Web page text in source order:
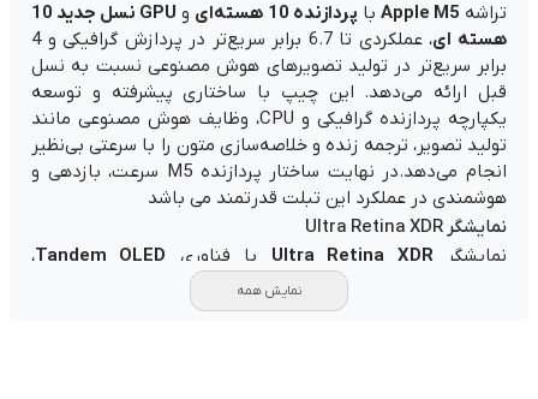
تراشه Apple M5 با پردازنده 10 هسته‌ای و
GPU نسل جدید 10
هسته ای
، عملکردی تا 6.7 برابر سریع‌تر در پردازش گرافیکی و 4
برابر سریع‌تر در تولید تصویرهای هوش مصنوعی نسبت به نسل
قبل ارائه می‌دهد. این چیپ با ساختاری پیشرفته و توسعه
یکپارچه پردازنده گرافیکی و CPU، وظایف هوش مصنوعی مانند
تولید تصویر، ترجمه زنده و خلاصه‌سازی متون را با سرعتی بی‌نظیر
انجام می‌دهد.در نهایت ساختار پردازنده M5 سرعت، بازدهی و
هوشمندی در عملکرد این تبلت قدرتمند می باشد
نمایشگر Ultra Retina XDR
نمایشگرUltra Retina XDR با فناوری Tandem OLED،
ProMotion
نمایش همه